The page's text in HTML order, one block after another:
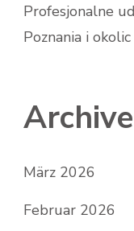
Profesjonalne
Poznania i okolic
Archive
März 2026
Februar 2026